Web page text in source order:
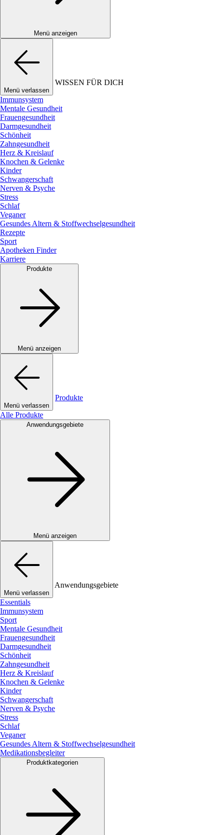
Menü anzeigen
Menü verlassen
WISSEN FÜR DICH
Immunsystem
Mentale Gesundheit
Frauengesundheit
Darmgesundheit
Schönheit
Zahngesundheit
Herz & Kreislauf
Knochen & Gelenke
Kinder
Schwangerschaft
Nerven & Psyche
Stress
Schlaf
Veganer
Gesundes Altern & Stoffwechselgesundheit
Rezepte
Sport
Apotheken Finder
Karriere
Produkte
Menü anzeigen
Menü verlassen
Produkte
Alle Produkte
Anwendungsgebiete
Menü anzeigen
Menü verlassen
Anwendungsgebiete
Essentials
Immunsystem
Sport
Mentale Gesundheit
Frauengesundheit
Darmgesundheit
Schönheit
Zahngesundheit
Herz & Kreislauf
Knochen & Gelenke
Kinder
Schwangerschaft
Nerven & Psyche
Stress
Schlaf
Veganer
Gesundes Altern & Stoffwechselgesundheit
Medikationsbegleiter
Produktkategorien